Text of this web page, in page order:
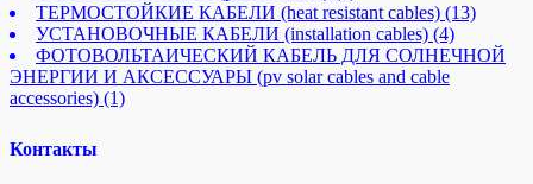
ТЕРМОСТОЙКИЕ КАБЕЛИ (heat resistant cables) (13)
УСТАНОВОЧНЫЕ КАБЕЛИ (installation cables) (4)
ФОТОВОЛЬТАИЧЕСКИЙ КАБЕЛЬ ДЛЯ СОЛНЕЧНОЙ
ЭНЕРГИИ И АКСЕССУАРЫ (pv solar cables and cable
accessories) (1)
Контакты